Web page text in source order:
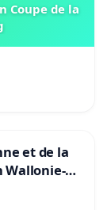
Coupe de la
et de la
Wallonie-